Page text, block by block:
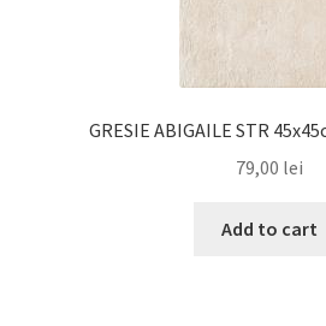
GRESIE ABIGAILE STR
79,00 lei
Add to cart